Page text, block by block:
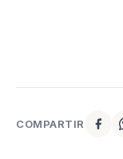
COMPARTIR